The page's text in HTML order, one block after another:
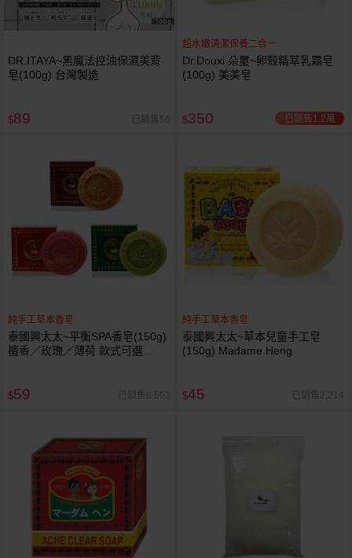
DR.ITAYA~黑魔法控油保濕美背
皂(100g) 台灣製造
$89 已銷售56
超水嫩清潔保養二合一
Dr.Douxi 朵璽~卵殼精萃乳霜皂
(100g) 美美皂
$350 已銷售1.2萬
純手工草本香皂
泰國興太太~平衡SPA香皂(150g)
檀香／玫瑰／薄荷 款式可選
$59 已銷售8,503
純手工草本香皂
泰國興太太~草本兒童手工皂
(150g) Madame Heng
$45 已銷售2,214